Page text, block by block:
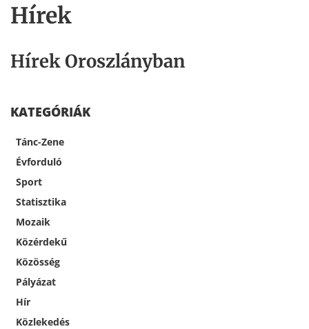
Hírek
Hírek Oroszlányban
KATEGÓRIÁK
Tánc-Zene
Évforduló
Sport
Statisztika
Mozaik
Közérdekű
Közösség
Pályázat
Hír
Közlekedés